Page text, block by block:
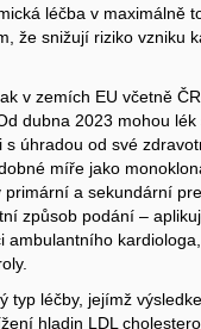
léčba v maximálně
že snižují riziko vzniku
v zemích EU včetně
dubna 2023 mohou
úhradou od své
míře jako
primární a sekundární
způsob podání –
ambulantního
typ léčby, jejímž
hladin LDL